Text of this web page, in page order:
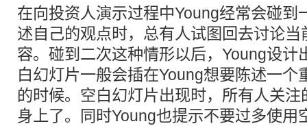
在向投资人演示过程中Young经常会碰到
述自己的观点时，总有人试图回去讨论
容。碰到二次这种情形以后，Young设计
白幻灯片一般会插在Young想要陈述一个
的时候。空白幻灯片出现时，所有人关
身上了。同时Young也提示不要过多使用